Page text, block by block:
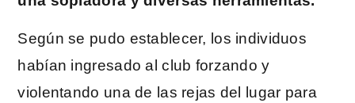
Según se pudo establecer, los individuos
habían ingresado al club forzando y
violentando una de las rejas del lugar para